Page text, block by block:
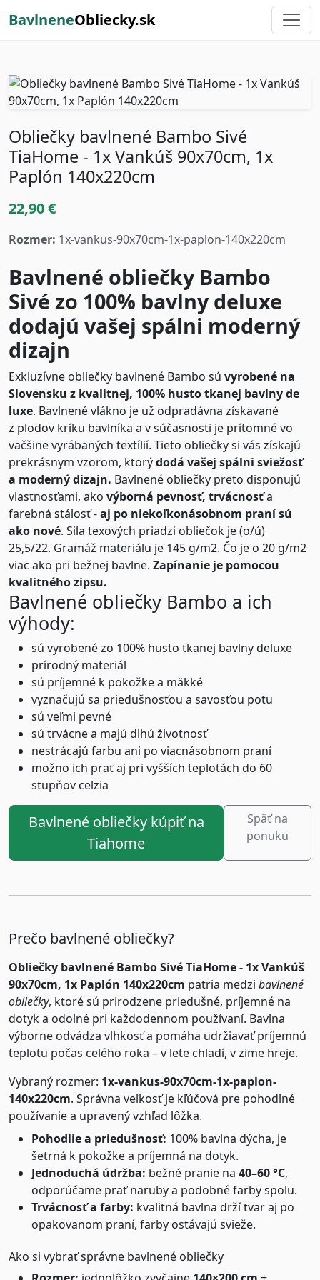
BavlneneObliecky.sk
Obliečky bavlnené Bambo Sivé
TiaHome - 1x Vankúš 90x70cm, 1x
Paplón 140x220cm
22,90 €
Rozmer: 1x-vankus-90x70cm-1x-paplon-140x220cm
Bavlnené obliečky Bambo
Sivé zo 100% bavlny deluxe
dodajú vašej spálni moderný
dizajn
Exkluzívne obliečky bavlnené Bambo sú vyrobené na
Slovensku z kvalitnej, 100% husto tkanej bavlny de
luxe. Bavlnené vlákno je už odpradávna získavané
z plodov kríku bavlníka a v súčasnosti je prítomné vo
väčšine vyrábaných textílií. Tieto obliečky si vás získajú
prekrásnym vzorom, ktorýdodá vašej spálni sviežosť
a moderný dizajn. Bavlnené obliečky preto disponujú
vlastnosťami, ako výborná pevnosť, trvácnosťa
farebná stálosť -aj po niekoľkonásobnom praní sú
ako nové. Sila texových priadzi obliečok je (o/ú)
25,5/22. Gramáž materiálu je 145 g/m2. Čo je o 20 g/m2
viac ako pri bežnej bavlne. Zapínanie je pomocou
kvalitného zipsu.
Bavlnené obliečky Bambo a ich
výhody:
sú vyrobené zo 100% husto tkanej bavlny deluxe
prírodný materiál
sú príjemné k pokožke a mäkké
vyznačujú sa priedušnosťou a savosťou potu
sú veľmi pevné
sú trvácne a majú dlhú životnosť
nestrácajú farbu ani po viacnásobnom praní
možno ich prať aj pri vyšších teplotách do 60
stupňov celzia
Bavlnené obliečky kúpiť na
Tiahome
Späť na
ponuku
Prečo bavlnené obliečky?
Obliečky bavlnené Bambo Sivé TiaHome - 1x Vankúš
90x70cm, 1x Paplón 140x220cm patria medzi bavlnené
obliečky, ktoré sú prirodzene priedušné, príjemné na
dotyk a odolné pri každodennom používaní. Bavlna
výborne odvádza vlhkosť a pomáha udržiavať príjemnú
teplotu počas celého roka – v lete chladí, v zime hreje.
Vybraný rozmer: 1x-vankus-90x70cm-1x-paplon-
140x220cm. Správna veľkosť je kľúčová pre pohodlné
používanie a upravený vzhľad lôžka.
Pohodlie a priedušnosť: 100% bavlna dýcha, je
šetrná k pokožke a príjemná na dotyk.
Jednoduchá údržba: bežné pranie na 40–60 °C,
odporúčame prať naruby a podobné farby spolu.
Trvácnosť a farby: kvalitná bavlna drží tvar aj po
opakovanom praní, farby ostávajú svieže.
Ako si vybrať správne bavlnené obliečky